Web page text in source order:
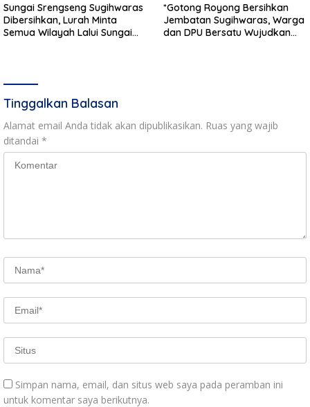
Sungai Srengseng Sugihwaras
Dibersihkan, Lurah Minta
Semua Wilayah Lalui Sungai
*Gotong Royong Bersihkan
Jembatan Sugihwaras, Warga
dan DPU Bersatu Wujudkan
Tinggalkan Balasan
Alamat email Anda tidak akan dipublikasikan. Ruas yang wajib
ditandai *
Simpan nama, email, dan situs web saya pada peramban ini
untuk komentar saya berikutnya.